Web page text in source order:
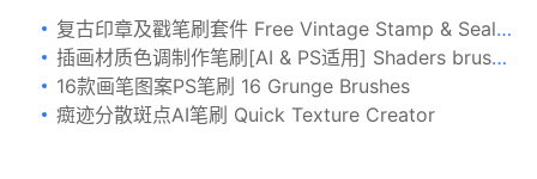
复古印章及戳笔刷套件 Free Vintage Stamp & Seal Brush Set
插画材质色调制作笔刷[AI & PS适用] Shaders brushes by Guerillacraft
16款画笔图案PS笔刷 16 Grunge Brushes
癍迹分散斑点AI笔刷 Quick Texture Creator